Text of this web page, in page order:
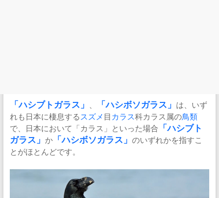
「ハシブトガラス 」 「ハシボソガラス 」 は、いず
れも日本に棲息する スズメ 目 カラス科カラス属の鳥類
で、日本において「カラス」といった場合 「ハシブト
ガラス」 か「ハシボソガラス」 のいずれかを指すこ
とがほとんどです。